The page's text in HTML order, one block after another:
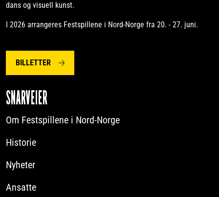
dans og visuell kunst.
I 2026 arrangeres Festspillene i Nord-Norge fra 20. - 27. juni.
BILLETTER
SNARVEIER
Om Festspillene i Nord-Norge
Historie
Nyheter
Ansatte